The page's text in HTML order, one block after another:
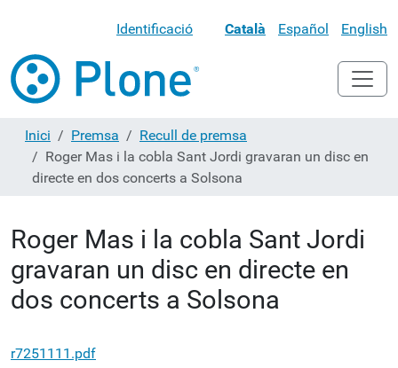
Identificació Català Español English
Inici Premsa
Recull de premsa
Roger Mas i la cobla Sant Jordi gravaran un disc en
directe en dos concerts a Solsona
Roger Mas i la cobla Sant Jordi
gravaran un disc en directe en
dos concerts a Solsona
r7251111.pdf